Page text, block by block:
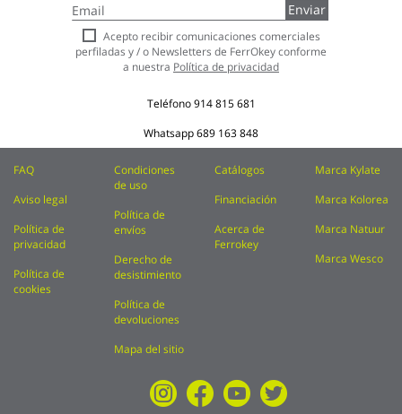
a
nuestro
boletín
de
Enviar
Acepto recibir comunicaciones comerciales
perfiladas y / o Newsletters de FerrOkey conforme
a nuestra Política de privacidad
Teléfono914 815 681
Whatsapp689 163 848
FAQ
Aviso legal
Política de
privacidad
Política de
cookies
Condiciones
de uso
Política de
envíos
Derecho de
desistimiento
Política de
devoluciones
Mapa del sitio
Catálogos
Financiación
Acerca de
Ferrokey
Marca Kylate
Marca Kolorea
Marca Natuur
Marca Wesco